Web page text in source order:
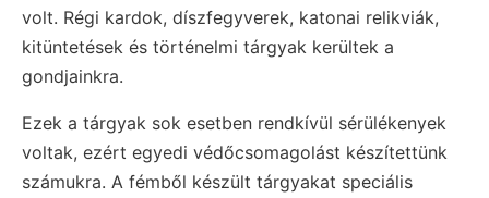
volt. Régi kardok, díszfegyverek, katonai relikviák,
kitüntetések és történelmi tárgyak kerültek a
gondjainkra.
Ezek a tárgyak sok esetben rendkívül sérülékenyek
voltak, ezért egyedi védőcsomagolást készítettünk
számukra. A fémből készült tárgyakat speciális